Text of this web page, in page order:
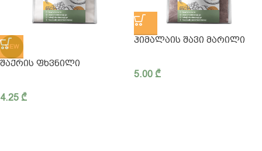
NEW
ᲨᲐᲥᲠᲘᲡ ᲤᲮᲕᲜᲘᲚᲘ
4.25 ₾
ᲰᲘᲛᲐᲚᲐᲘᲡ ᲨᲐᲕᲘ ᲛᲐᲠᲘᲚᲘ
5.00 ₾